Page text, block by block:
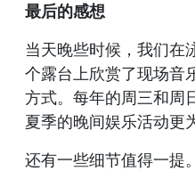
最后的感想
当天晚些时候，我们在
个露台上欣赏了现场音
方式。每年的周三和周
夏季的晚间娱乐活动更
还有一些细节值得一提